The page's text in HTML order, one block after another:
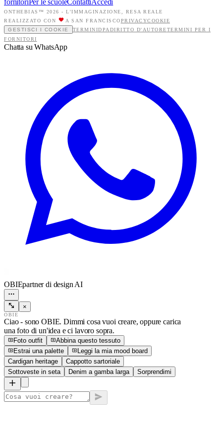
fornitoriPer le scuoleContattiAccedi
ONTHEBIAS™ 2026 - L'IMMAGINAZIONE, RESA REALE
REALIZZATO CON
A SAN FRANCISCOPRIVACYCOOKIE
GESTISCI I COOKIE
TERMINIDPADIRITTO D'AUTORETERMINI PER I
FORNITORI
Chatta su WhatsApp
OBIEpartner di design AI
×
OBIE
Ciao - sono OBIE. Dimmi cosa vuoi creare, oppure carica
una foto di un'idea e ci lavoro sopra.
Foto outfit
Abbina questo tessuto
Estrai una palette
Leggi la mia mood board
Cardigan heritage
Cappotto sartoriale
Sottoveste in seta
Denim a gamba larga Sorprendimi